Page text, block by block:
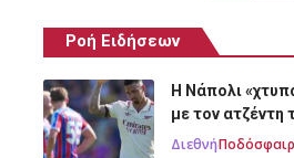
Ροή Ειδήσεων
Η Νάπολι
με τον ατζέντη
Διεθνή